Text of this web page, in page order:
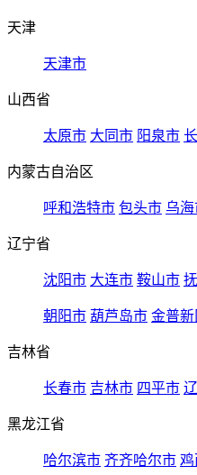
天津
天津市
山西省
太原市 大同市 阳泉市
内蒙古自治区
呼和浩特市 包头市 乌
辽宁省
沈阳市 大连市 鞍山市
朝阳市 葫芦岛市 金普新
吉林省
长春市 吉林市 四平市
黑龙江省
哈尔滨市 齐齐哈尔市 鸡